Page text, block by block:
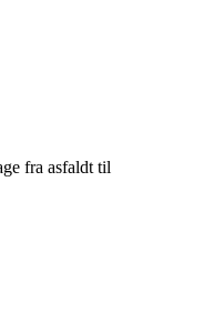
fra asfaldt til